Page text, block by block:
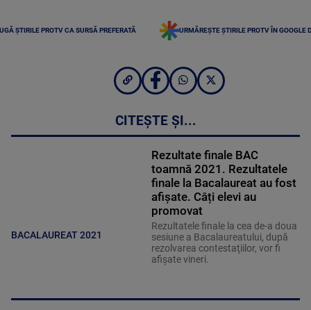
ȘTIRILE PROTV CA SURSĂ PREFERATĂ URMĂREȘTE ȘTIRILE PROTV ÎN GOOGLE
CITEȘTE ȘI...
BACALAUREAT 2021
Rezultate finale BAC
toamnă 2021. Rezultatele
finale la Bacalaureat au fost
afişate. Câți elevi au
promovat
Rezultatele finale la cea de-a doua
sesiune a Bacalaureatului, după
rezolvarea contestaţiilor, vor fi
afişate vineri.